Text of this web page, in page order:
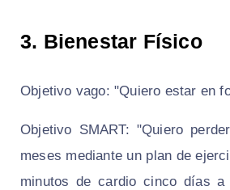
3. Bienestar Físico
Objetivo vago: "Quiero estar en
Objetivo SMART: "Quiero
meses mediante un plan de
minutos de cardio cinco días